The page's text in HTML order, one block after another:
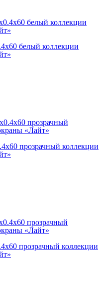
белый коллекции
прозрачный коллекции
прозрачный коллекции